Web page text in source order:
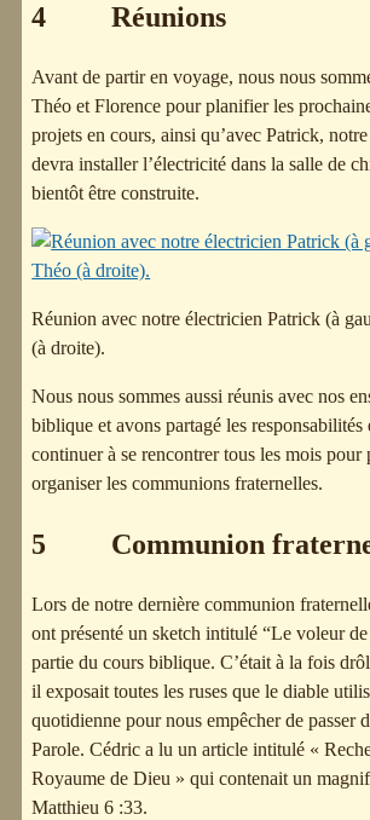
4 Réunions
Avant de partir en voyage, nous nous
Théo et Florence pour planifier les
projets en cours, ainsi qu’avec Patrick,
devra installer l’électricité dans la salle de
bientôt être construite.
Réunion avec notre électricien Patrick (à
(à droite).
Nous nous sommes aussi réunis avec nos
biblique et avons partagé les
continuer à se rencontrer tous les mois pour
organiser les communions fraternelles.
5 Communion
Lors de notre dernière communion
ont présenté un sketch intitulé “Le voleur
partie du cours biblique. C’était à la fois
il exposait toutes les ruses que le diable
quotidienne pour nous empêcher de passer
Parole. Cédric a lu un article intitulé «
Royaume de Dieu » qui contenait un
Matthieu 6 :33.